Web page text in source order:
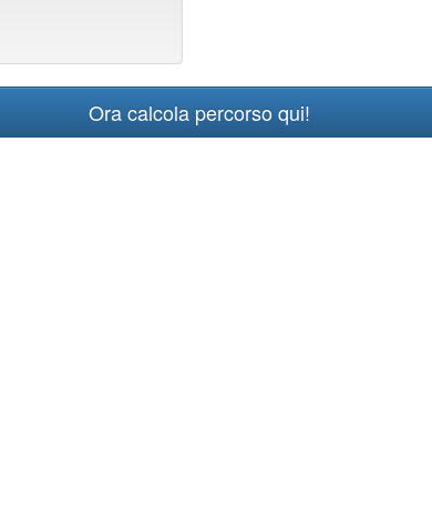
Ora calcola percorso qui!